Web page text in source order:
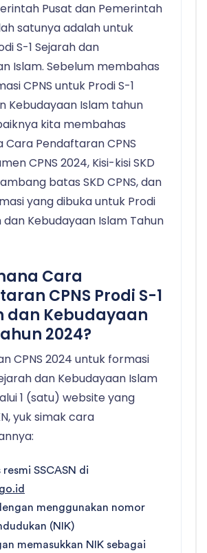
Pusat dan Pemerintah
satunya adalah untuk
S-1 Sejarah dan
Islam. Sebelum membahas
CPNS untuk Prodi S-1
Kebudayaan Islam tahun
kita membahas
Cara Pendaftaran CPNS
CPNS 2024, Kisi-kisi SKD
ambang batas SKD CPNS, dan
yang dibuka untuk Prodi
dan Kebudayaan Islam Tahun
Cara
CPNS Prodi S-1
dan Kebudayaan
2024?
CPNS 2024 untuk formasi
dan Kebudayaan Islam
1 (satu) website yang
yuk simak cara
resmi SSCASN di
menggunakan nomor
(NIK)
memasukkan NIK sebagai